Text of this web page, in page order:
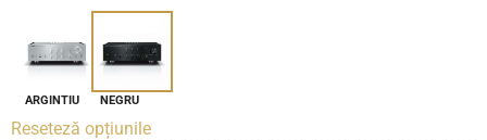
ARGINTIU NEGRU
Reseteză opțiunile